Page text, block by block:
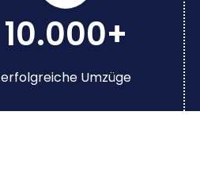
10.000+
erfolgreiche Umzüge